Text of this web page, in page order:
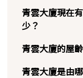
青雲大廈現在
少？
青雲大廈的屋
青雲大廈是由